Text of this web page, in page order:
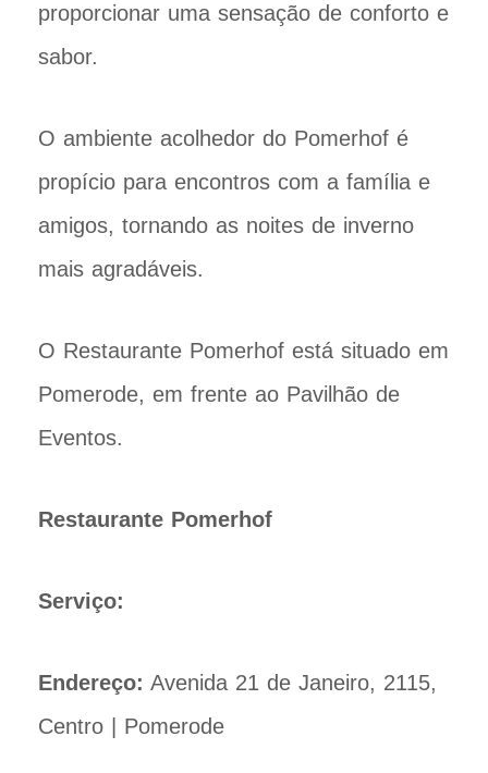
proporcionar uma sensação de conforto e
sabor.
O ambiente acolhedor do Pomerhof é
propício para encontros com a família e
amigos, tornando as noites de inverno
mais agradáveis.
O Restaurante Pomerhof está situado em
Pomerode, em frente ao Pavilhão de
Eventos.
Restaurante Pomerhof
Serviço:
Endereço: Avenida 21 de Janeiro, 2115,
Centro | Pomerode